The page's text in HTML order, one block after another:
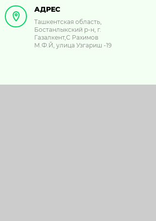
АДРЕС
Ташкентская область,
Бостанлыкский р-н, г.
Газалкент,С Рахимов
М.Ф.Й, улица Узгариш -19